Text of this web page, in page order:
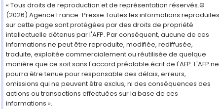
« Tous droits de reproduction et de représentation réservés.©
(2026) Agence France-Presse.Toutes les informations reproduites
sur cette page sont protégées par des droits de propriété
intellectuelle détenus par l'AFP. Par conséquent, aucune de ces
informations ne peut être reproduite, modifiée, rediffusée,
traduite, exploitée commercialement ou réutilisée de quelque
manière que ce soit sans l'accord préalable écrit de l'AFP. L'AFP ne
pourra être tenue pour responsable des délais, erreurs,
omissions qui ne peuvent être exclus, ni des conséquences des
actions ou transactions effectuées sur la base de ces
informations ».